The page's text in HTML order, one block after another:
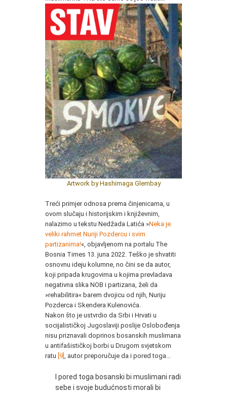
Artwork by Hashimaga Glembay
Treći primjer odnosa prema činjenicama, u
ovom slučaju i historijskim i književnim,
nalazimo u tekstu Nedžada Latića »Neka je
veliki rahmet Nuriji Pozdercu i svim
partizanima!«, objavljenom na portalu The
Bosnia Times 13. juna 2022. Teško je shvatiti
osnovnu ideju kolumne, no čini se da autor,
koji pripada krugovima u kojima prevladava
negativna slika NOB i partizana, želi da
»rehabilitira« barem dvojicu od njih, Nuriju
Pozderca i Skendera Kulenovića.
Nakon što je ustvrdio da Srbi i Hrvati u
socijalističkoj Jugoslaviji poslije Oslobođenja
nisu priznavali doprinos bosanskih muslimana
u antifašističkoj borbi u Drugom svjetskom
ratu [9] , autor preporučuje da i pored toga…
I pored toga bosanski bi muslimani radi
sebe i svoje budućnosti morali bi